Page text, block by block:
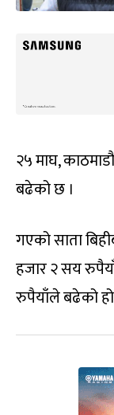
२५ माघ,
बढेको छ ।
गएको साता
हजार २ सय
रुपैयाँले बढेको